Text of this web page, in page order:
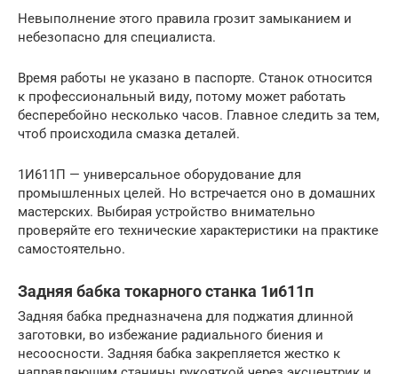
Невыполнение этого правила грозит замыканием и
небезопасно для специалиста.
Время работы не указано в паспорте. Станок относится
к профессиональный виду, потому может работать
бесперебойно несколько часов. Главное следить за тем,
чтоб происходила смазка деталей.
1И611П — универсальное оборудование для
промышленных целей. Но встречается оно в домашних
мастерских. Выбирая устройство внимательно
проверяйте его технические характеристики на практике
самостоятельно.
Задняя бабка токарного станка 1и611п
Задняя бабка предназначена для поджатия длинной
заготовки, во избежание радиального биения и
несоосности. Задняя бабка закрепляется жестко к